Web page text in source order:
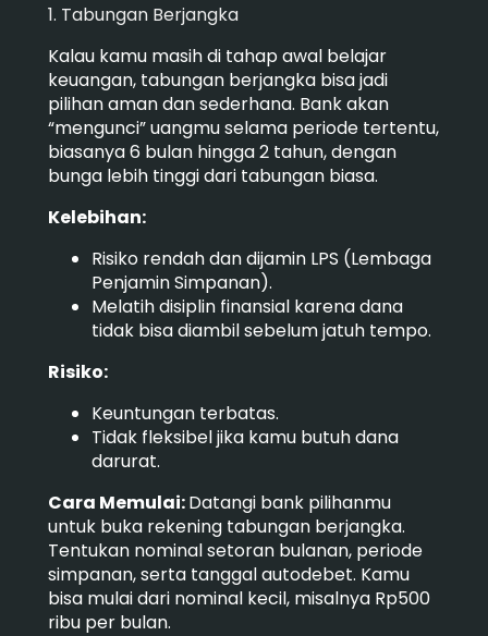
1. Tabungan Berjangka
Kalau kamu masih di tahap awal belajar
keuangan, tabungan berjangka bisa jadi
pilihan aman dan sederhana. Bank akan
“mengunci” uangmu selama periode tertentu,
biasanya 6 bulan hingga 2 tahun, dengan
bunga lebih tinggi dari tabungan biasa.
Kelebihan:
Risiko rendah dan dijamin LPS (Lembaga
Penjamin Simpanan).
Melatih disiplin finansial karena dana
tidak bisa diambil sebelum jatuh tempo.
Risiko:
Keuntungan terbatas.
Tidak fleksibel jika kamu butuh dana
darurat.
Cara Memulai:Datangi bank pilihanmu
untuk buka rekening tabungan berjangka.
Tentukan nominal setoran bulanan, periode
simpanan, serta tanggal autodebet. Kamu
bisa mulai dari nominal kecil, misalnya Rp500
ribu per bulan.